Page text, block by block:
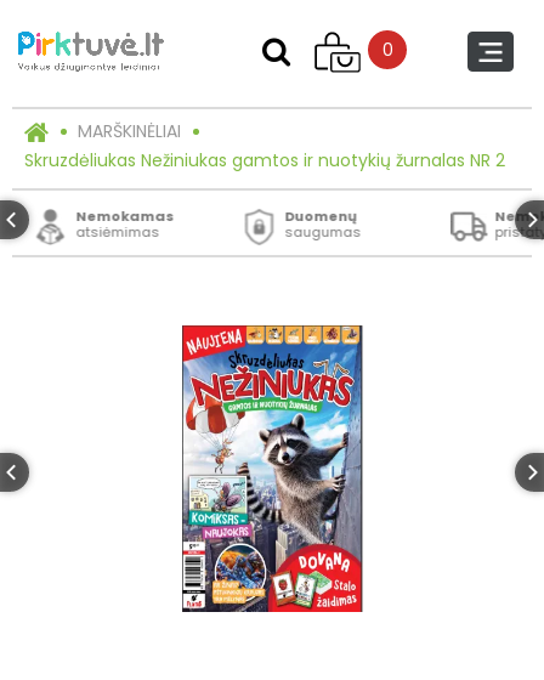
0
MARŠKINĖLIAI
Skruzdėliukas Nežiniukas gamtos ir nuotykių žurnalas NR 2
Nemokamas
atsiėmimas
Duomenų
saugumas